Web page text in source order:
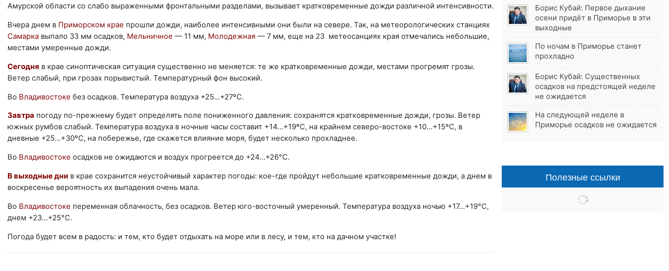
Амурской области со слабо выраженными фронтальными разделами, вызывает кратковременные дожди различной интенсивности.
Вчера днем в Приморском крае прошли дожди, наиболее интенсивными они были на севере. Так, на метеорологических станциях
Самарка выпало 33 мм осадков, Мельничное — 11 мм, Молодежная — 7 мм, еще на 23 метеосанциях края отмечались небольшие,
местами умеренные дожди.
Сегодня в крае синоптическая ситуация существенно не меняется: те же кратковременные дожди, местами прогремят грозы.
Ветер слабый, при грозах порывистый. Температурный фон высокий.
Во Владивостоке без осадков. Температура воздуха +25…+27ºС.
Завтра погоду по-прежнему будет определять поле пониженного давления: сохранятся кратковременные дожди, грозы. Ветер
южных румбов слабый. Температура воздуха в ночные часы составит +14…+19ºС, на крайнем северо-востоке +10…+15ºС, в
дневные +25…+30ºС, на побережье, где скажется влияние моря, будет несколько прохладнее.
Во Владивостоке осадков не ожидаются и воздух прогреется до +24…+26°С.
В выходные дни в крае сохранится неустойчивый характер погоды: кое-где пройдут небольшие кратковременные дожди, а днем в
воскресенье вероятность их выпадения очень мала.
Во Владивостоке переменная облачность, без осадков. Ветер юго-восточный умеренный. Температура воздуха ночью +17…+19°С,
днем +23...+25°С.
Погода будет всем в радость: и тем, кто будет отдыхать на море или в лесу, и тем, кто на дачном участке!
Борис Кубай: Первое дыхание
осени придёт в Приморье в эти
выходные
По ночам в Приморье станет
прохладно
Борис Кубай: Существенных
осадков на предстоящей неделе
не ожидается
На следующей неделе в
Приморье осадков не ожидается
Полезные ссылки